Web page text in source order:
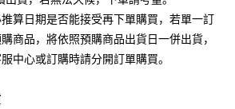
状况，表示未达系统评分，恕无法说明评估内
，可选择 “超商条码／台湾大直营门市／银行转
等通路缴费。
收到一封繳費通知簡訊，APP會員則會收到
確認無誤後，請再利用繳費通知簡訊或AFTEE
網銀等方式進行付款。
唯有下載 AFTEE App 成為 AFTEE 會員者方能享
。
含以上)免运费
算日期是否能接受再下單購買，若單一訂
商品，將依照預購商品出貨日一併出貨，
中心或訂購時請分開訂單購買。